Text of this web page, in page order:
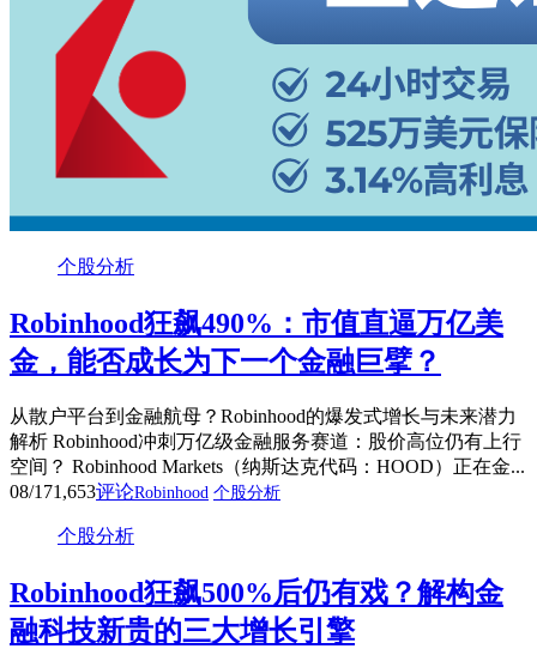
个股分析
Robinhood狂飙490%：市值直逼万亿美
金，能否成长为下一个金融巨擘？
从散户平台到金融航母？Robinhood的爆发式增长与未来潜力
解析 Robinhood冲刺万亿级金融服务赛道：股价高位仍有上行
空间？ Robinhood Markets（纳斯达克代码：HOOD）正在金...
08/171,653评论Robinhood 个股分析
个股分析
Robinhood狂飙500%后仍有戏？解构金
融科技新贵的三大增长引擎